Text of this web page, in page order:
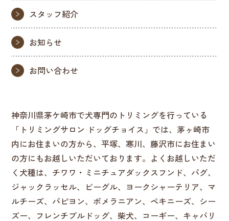
スタッフ紹介
お知らせ
お問い合わせ
神奈川県茅ケ崎市で犬専門のトリミングを行っている
「トリミングサロン ドッグチョイス」では、茅ヶ崎市
内にお住まいの方から、平塚、寒川、藤沢市にお住まい
の方にもお越しいただいております。よくお越しいただ
く犬種は、チワワ・ミニチュアダックスフンド、パグ、
ジャックラッセル、ビーグル、ヨークシャーテリア、マ
ルチーズ、パピヨン、ポメラニアン、ペキニーズ、シー
ズー、フレンチブルドッグ、柴犬、コーギー、キャバリ